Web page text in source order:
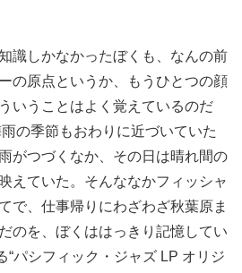
識しかなかったぼくも、なんの前
の原点というか、もうひとつの顔
いうことはよく覚えているのだ
の季節もおわりに近づいていた
がつづくなか、その日は晴れ間の
えていた。そんななかフィッシャ
で、仕事帰りにわざわざ秋葉原ま
のを、ぼくははっきり記憶してい
“パシフィック・ジャズ LP オリジ